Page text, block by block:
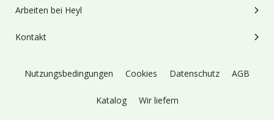
Arbeiten bei Heyl
Kontakt
Nutzungsbedingungen Cookies Datenschutz AGB
Katalog Wir liefern